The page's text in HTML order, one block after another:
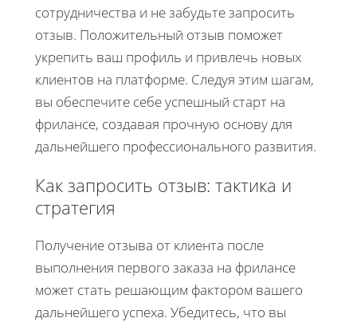
сотрудничества и не забудьте запросить
отзыв. Положительный отзыв поможет
укрепить ваш профиль и привлечь новых
клиентов на платформе. Следуя этим шагам,
вы обеспечите себе успешный старт на
фрилансе, создавая прочную основу для
дальнейшего профессионального развития.
Как запросить отзыв: тактика и
стратегия
Получение отзыва от клиента после
выполнения первого заказа на фрилансе
может стать решающим фактором вашего
дальнейшего успеха. Убедитесь, что вы